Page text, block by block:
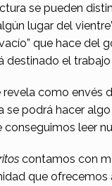
se pueden
lugar del
que hace del
destinado el
como envés
se podrá hacer
conseguimos leer
contamos con
que